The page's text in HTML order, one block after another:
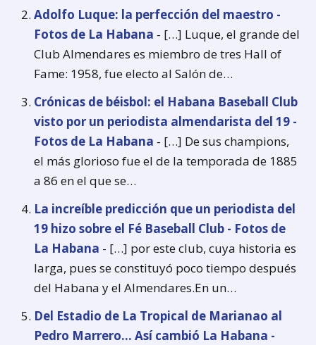
Adolfo Luque: la perfección del maestro -
Fotos de La Habana - […] Luque, el grande del
Club Almendares es miembro de tres Hall of
Fame: 1958, fue electo al Salón de…
Crónicas de béisbol: el Habana Baseball Club
visto por un periodista almendarista del 19 -
Fotos de La Habana - […] De sus champions,
el más glorioso fue el de la temporada de 1885
a 86 en el que se…
La increíble predicción que un periodista del
19 hizo sobre el Fé Baseball Club - Fotos de
La Habana - […] por este club, cuya historia es
larga, pues se constituyó poco tiempo después
del Habana y el Almendares.En un…
Del Estadio de La Tropical de Marianao al
Pedro Marrero... Así cambió La Habana -